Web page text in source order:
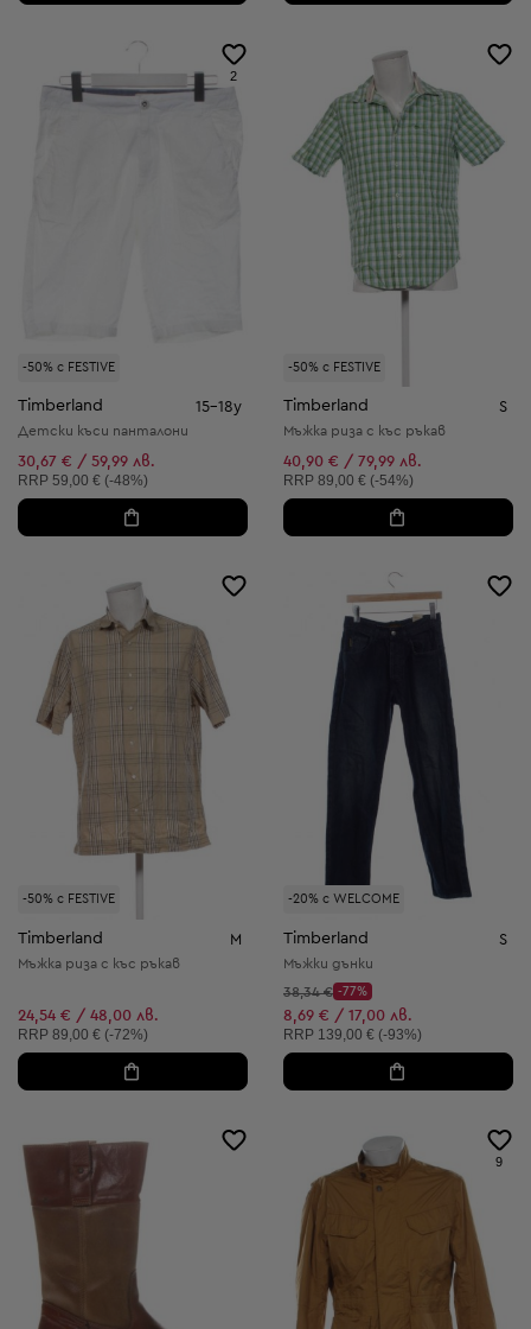
-50% с FESTIVE
2
Timberland 15-18y
Детски къси панталони
30,67 € / 59,99 лв.
Препоръчителна цена:
RRP 59,00 € (-48%)
-50% с FESTIVE
Timberland S
Мъжка риза с къс ръкав
40,90 € / 79,99 лв.
Препоръчителна цена:
RRP 89,00 € (-54%)
-50% с FESTIVE
Timberland M
Мъжка риза с къс ръкав
24,54 € / 48,00 лв.
Препоръчителна цена:
RRP 89,00 € (-72%)
-20% с WELCOME
Timberland S
Мъжки дънки
Начална цена:
38,34 €
Discount Price:
-77%
Намалена цена:
8,69 € / 17,00 лв.
Препоръчителна цена:
RRP 139,00 € (-93%)
9